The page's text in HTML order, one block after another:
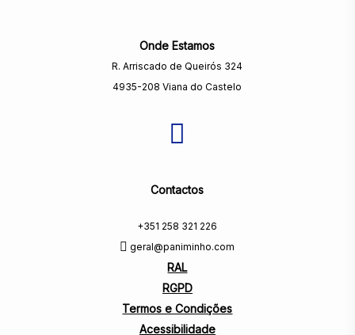
Onde Estamos
R. Arriscado de Queirós 324
4935-208 Viana do Castelo
Contactos
+351 258 321 226
geral@paniminho.com
RAL
RGPD
Termos e Condições
Acessibilidade